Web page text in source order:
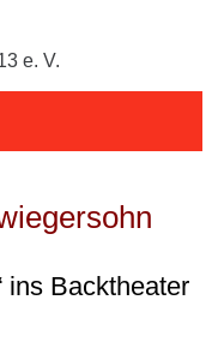
e. V.
ins Backtheater